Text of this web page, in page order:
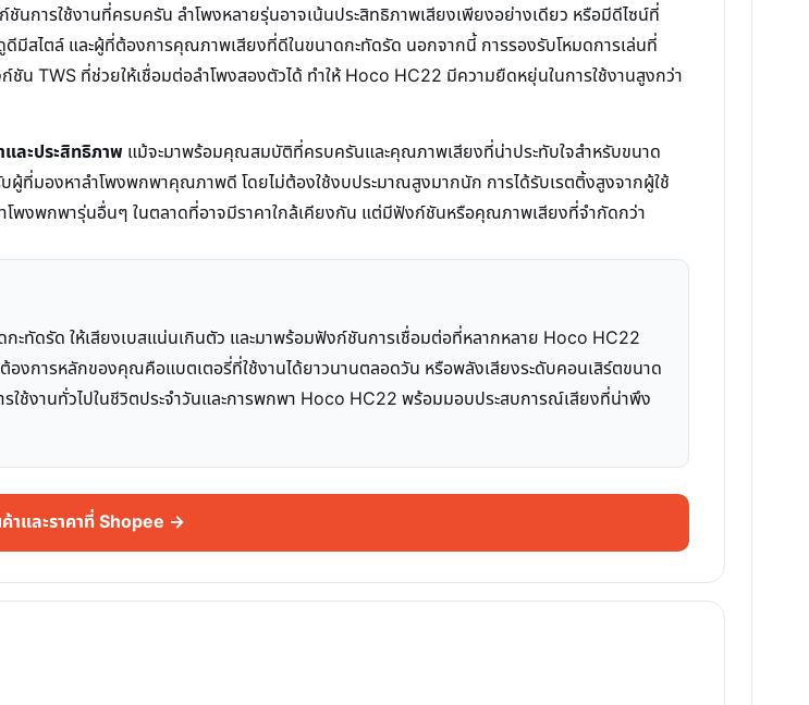
ชันการใช้งานที่ครบครัน ลำโพงหลายรุ่นอาจเน้นประสิทธิภาพเสียงเพียงอย่างเดียว หรือมีดีไซน์ที่
สไตล์ และผู้ที่ต้องการคุณภาพเสียงที่ดีในขนาดกะทัดรัด นอกจากนี้ การรองรับโหมดการเล่นที่
น TWS ที่ช่วยให้เชื่อมต่อลำโพงสองตัวได้ ทำให้ Hoco HC22 มีความยืดหยุ่นในการใช้งานสูงกว่า
ละประสิทธิภาพ แม้จะมาพร้อมคุณสมบัติที่ครบครันและคุณภาพเสียงที่น่าประทับใจสำหรับขนาด
ผู้ที่มองหาลำโพงพกพาคุณภาพดี โดยไม่ต้องใช้งบประมาณสูงมากนัก การได้รับเรตติ้งสูงจากผู้ใช้
งพกพารุ่นอื่นๆ ในตลาดที่อาจมีราคาใกล้เคียงกัน แต่มีฟังก์ชันหรือคุณภาพเสียงที่จำกัดกว่า
ะทัดรัด ให้เสียงเบสแน่นเกินตัว และมาพร้อมฟังก์ชันการเชื่อมต่อที่หลากหลาย Hoco HC22
งการหลักของคุณคือแบตเตอรี่ที่ใช้งานได้ยาวนานตลอดวัน หรือพลังเสียงระดับคอนเสิร์ตขนาด
ช้งานทั่วไปในชีวิตประจำวันและการพกพา Hoco HC22 พร้อมมอบประสบการณ์เสียงที่น่าพึง
าและราคาที่ Shopee →